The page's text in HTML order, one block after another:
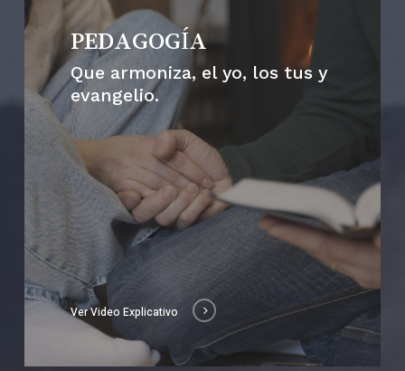
PEDAGOGÍA
Que armoniza, el yo, los tus y
evangelio.
Ver Video Explicativo